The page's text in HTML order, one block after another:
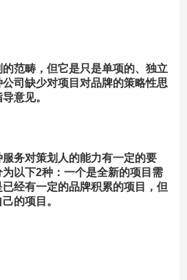
范畴，但它是只是单项的、独立
司缺少对项目对品牌的策略性思
意见。
务对策划人的能力有一定的要
以下2种：一个是全新的项目需
经有一定的品牌积累的项目，但
的项目。